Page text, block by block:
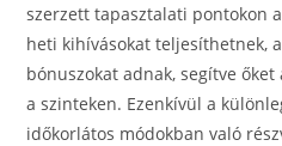
szerzett tapasztalati pontokon
heti kihívásokat teljesíthetnek,
bónuszokat adnak, segítve
a szinteken. Ezenkívül a
időkorlátos módokban való